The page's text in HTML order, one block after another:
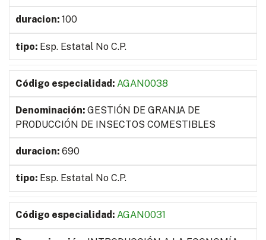
100
Esp. Estatal No C.P.
AGAN0038
GESTIÓN DE GRANJA DE
PRODUCCIÓN DE INSECTOS COMESTIBLES
690
Esp. Estatal No C.P.
AGAN0031